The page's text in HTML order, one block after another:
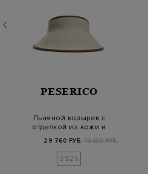
PESERICO
Льняной козырек с
отделкой из кожи и
вышитым логотипом
29 760 РУБ. 49 600 РУБ.
SS25